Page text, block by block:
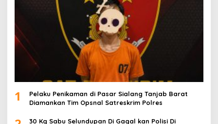
1
Pelaku Penikaman di Pasar Sialang Tanjab Barat
Diamankan Tim Opsnal Satreskrim Polres
30 Kg Sabu Selundupan Di Gagal kan Polisi Di